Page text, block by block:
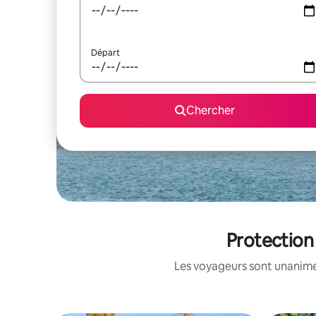
Départ
Chercher
Protection
Les voyageurs sont